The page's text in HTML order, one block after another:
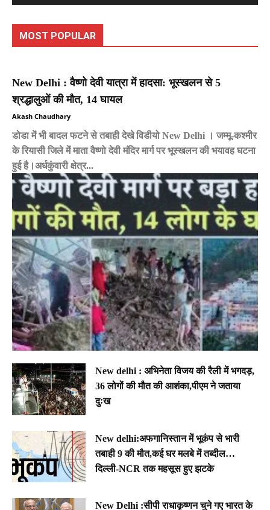
MOST POPULAR
New Delhi : वैष्णो देवी यात्रा में हादसा: भूस्खलन से 5
श्रद्धालुओं की मौत, 14 घायल
Akash Chaudhary
डोडा में भी बादल फटने से तबाही देखे विडीयो New Delhi । जम्मू-कश्मीर
के रियासी जिले में माता वैष्णो देवी मंदिर मार्ग पर भूस्खलन की भयावह घटना
हुई है।अर्धकुंवारी क्षेत्र...
New delhi : अभिनेता विजय की रैली में भगदड़,
36 लोगों की मौत की आशंका,पीएम ने जताया
दुःख
New delhi:अफगानिस्तान में भूकंप से भारी
तबाही 9 की मौत,कई घर मलबे में तब्दील…
दिल्ली-NCR तक महसूस हुए झटके
New Delhi :सीपी राधाकृष्णन चुने गए भारत के